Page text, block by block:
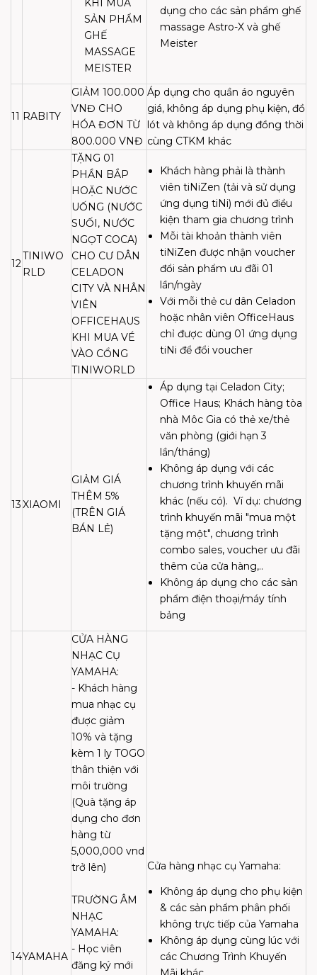
KHI MUA
SẢN PHẨM
GHẾ
MASSAGE
MEISTER
dụng cho các sản phẩm ghế
massage Astro-X và ghế
Meister
11 RABITY
GIẢM 100.000
VNĐ CHO
HÓA ĐƠN TỪ
800.000 VNĐ
Áp dụng cho quần áo nguyên
giá, không áp dụng phụ kiện, đồ
lót và không áp dụng đồng thời
cùng CTKM khác
12
TINIWO
RLD
TẶNG 01
PHẦN BẮP
HOẶC NƯỚC
UỐNG (NƯỚC
SUỐI, NƯỚC
NGỌT COCA)
CHO CƯ DÂN
CELADON
CITY VÀ NHÂN
VIÊN
OFFICEHAUS
KHI MUA VÉ
VÀO CỔNG
TINIWORLD
Khách hàng phải là thành
viên tiNiZen (tải và sử dụng
ứng dụng tiNi) mới đủ điều
kiện tham gia chương trình
Mỗi tài khoản thành viên
tiNiZen được nhận voucher
đổi sản phẩm ưu đãi 01
lần/ngày
Với mỗi thẻ cư dân Celadon
hoặc nhân viên OfficeHaus
chỉ được dùng 01 ứng dụng
tiNi để đổi voucher
13XIAOMI
GIẢM GIÁ
THÊM 5%
(TRÊN GIÁ
BÁN LẺ)
Áp dụng tại Celadon City;
Office Haus; Khách hàng tòa
nhà Môc Gia có thẻ xe/thẻ
văn phòng (giới hạn 3
lần/tháng)
Không áp dụng với các
chương trình khuyến mãi
khác (nếu có). Ví dụ: chương
trình khuyến mãi "mua một
tặng một", chương trình
combo sales, voucher ưu đãi
thêm của cửa hàng,..
Không áp dụng cho các sản
phẩm điện thoại/máy tính
bảng
14YAMAHA
CỬA HÀNG
NHẠC CỤ
YAMAHA:
- Khách hàng
mua nhạc cụ
được giảm
10% và tặng
kèm 1 ly TOGO
thân thiện với
môi trường
(Quà tặng áp
dụng cho đơn
hàng từ
5,000,000 vnd
trở lên)
TRƯỜNG ÂM
NHẠC
YAMAHA:
- Học viên
đăng ký mới
Cửa hàng nhạc cụ Yamaha:
Không áp dụng cho phụ kiện
& các sản phẩm phân phối
không trực tiếp của Yamaha
Không áp dụng cùng lúc với
các Chương Trình Khuyến